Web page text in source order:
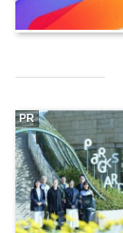
PR